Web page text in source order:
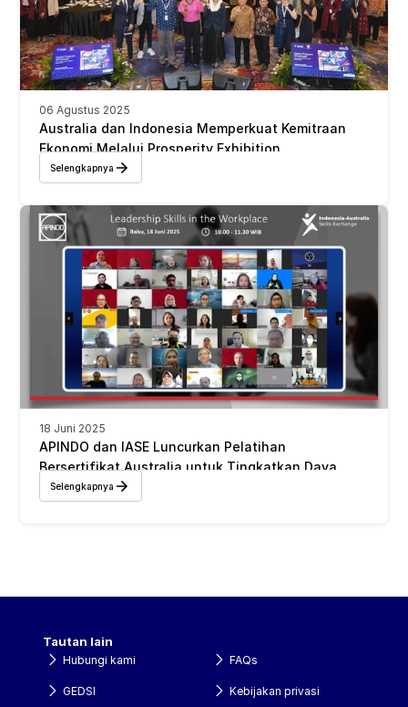
06 Agustus 2025
Australia dan Indonesia Memperkuat Kemitraan
Ekonomi Melalui Prosperity Exhibition
Selengkapnya
18 Juni 2025
APINDO dan IASE Luncurkan Pelatihan
Bersertifikat Australia untuk Tingkatkan Daya
Saing SDM Indonesia
Selengkapnya
Tautan lain
Hubungi kami FAQs
GEDSI Kebijakan privasi